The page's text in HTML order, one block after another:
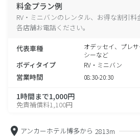
料金プラン例
RV・ミニバンのレンタル、お得な割引
各店舗お電話ください。
代表車種
オデッセイ、プレ
シーなど
ボディタイプ RV・ミニバン
営業時間 08:30-20:30
1時間まで1,000円
免責補償料1,100円
アンカーホテル博多から 2813m